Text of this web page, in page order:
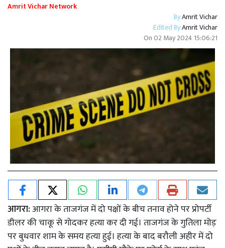
Amrit Vichar Network
ByAmrit Vichar
Edited ByAmrit Vichar
On02 May 2024 15:06:21
आगरा:आगरा के ताजगंज में दो पक्षों के बीच तनाव होने पर प्रोपर्टी
डीलर की चाकू से गोदकर हत्या कर दी गई। ताजगंज के गुतिला मोड़
पर बुधवार शाम के समय हत्या हुई। हत्या के बाद बरौली अहीर में दो